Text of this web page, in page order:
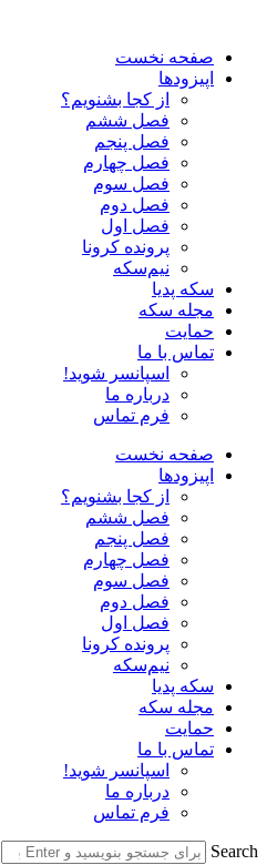
صفحه نخست
اپیزودها
از کجا بشنویم؟
فصل ششم
فصل پنجم
فصل چهارم
فصل سوم
فصل دوم
فصل اول
پرونده کرونا
نیم‌سکه
سکه پدیا
مجله سکه
حمایت
تماس با ما
اسپانسر شوید!
درباره ما
فرم تماس
صفحه نخست
اپیزودها
از کجا بشنویم؟
فصل ششم
فصل پنجم
فصل چهارم
فصل سوم
فصل دوم
فصل اول
پرونده کرونا
نیم‌سکه
سکه پدیا
مجله سکه
حمایت
تماس با ما
اسپانسر شوید!
درباره ما
فرم تماس
Search